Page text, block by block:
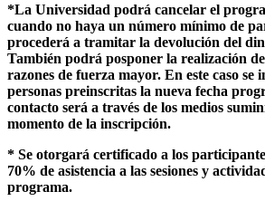
*La Universidad podrá cancelar el
cuando no haya un número mínimo de
procederá a tramitar la devolución del
También podrá posponer la realización
razones de fuerza mayor. En este caso se
personas preinscritas la nueva fecha
contacto será a través de los medios
momento de la inscripción.
* Se otorgará certificado a los
70% de asistencia a las sesiones y
programa.